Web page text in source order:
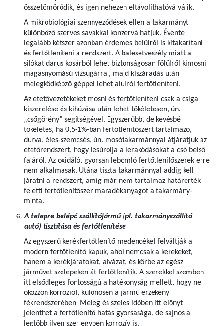
összetömörödik, és igen nehezen eltávolíthatóvá válik.
A mikrobiológiai szennyeződések ellen a takarmányt
különböző szerves savakkal konzerválhatjuk. Évente
legalább kétszer azonban érdemes belülről is kitakarítani
és fertőtleníteni a rendszert. A balesetveszély miatt a
silókat darus kosárból lehet biztonságosan fölülről kimosni
magasnyomású vízsugárral, majd kiszáradás után
melegködképző géppel lehet alulról fertőtleníteni.
Az etetővezetékeket mosni és fertőtleníteni csak a csiga
kiszerelése és kihúzása után lehet tökéletesen, ún.
„csőgörény” segítségével. Egyszerűbb, de kevésbé
tökéletes, ha 0,5-1%-ban fertőtlenítőszert tartalmazó,
durva, éles-szemcsés, ún. mosótakarmánnyal átjáratjuk az
etetőrendszert, hogy lesúrolja a lerakódásokat a cső belső
faláról. Az oxidáló, gyorsan lebomló fertőtlenítőszerek erre
nem alkalmasak. Utána tiszta takarmánnyal addig kell
járatni a rendszert, amíg már nem tartalmaz határérték
feletti fertőtlenítőszer maradékanyagot a takarmány-
minta.
A telepre belépő szállítójármű (pl. takarmányszállító
autó) tisztítása és fertőtlenítése
Az egyszerű kerékfertőtlenítő medencéket felváltják a
modern fertőtlenítő kapuk, ahol nemcsak a kerekeket,
hanem a kerékjáratokat, alvázat, és körbe az egész
járművet szelepeken át fertőtlenítik. A szerekkel szemben
itt elsődleges fontosságú a hatékonyság mellett, hogy ne
okozzon korróziót, különösen a jármű érzékeny
fékrendszerében. Meleg és szeles időben itt előnyt
jelenthet a fertőtlenítő hatás gyorsasága, de sajnos a
legtöbb ilyen szer egyben korrozív is.